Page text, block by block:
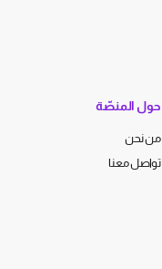
حول المنصّة
من نحن
تواصل معنا